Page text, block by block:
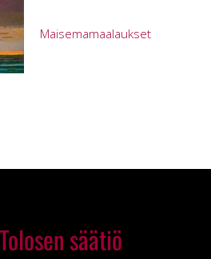
Maisemamaalaukset
säätiö